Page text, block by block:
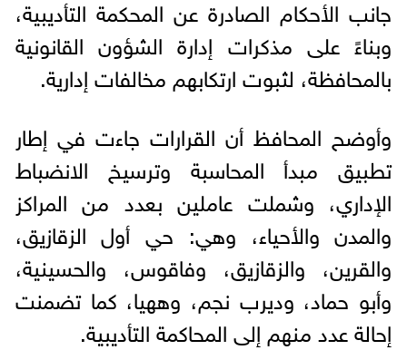
جانب الأحكام الصادرة عن المحكمة التأديبية،
وبناءً على مذكرات إدارة الشؤون القانونية
بالمحافظة، لثبوت ارتكابهم مخالفات إدارية.
وأوضح المحافظ أن القرارات جاءت في إطار
تطبيق مبدأ المحاسبة وترسيخ الانضباط
الإداري، وشملت عاملين بعدد من المراكز
والمدن والأحياء، وهي: حي أول الزقازيق،
والقرين، والزقازيق، وفاقوس، والحسينية،
وأبو حماد، وديرب نجم، وههيا، كما تضمنت
إحالة عدد منهم إلى المحاكمة التأديبية.